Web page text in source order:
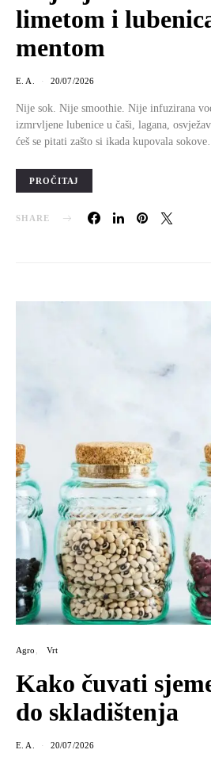
limetom i
mentom
E. A. 20/07/2026
Nije sok. Nije smoothie. Nije infuzirana
izmrvljene lubenice u čaši, lagana,
ćeš se pitati zašto si ikada kupovala sokove…
PROČITAJ
SHARE
Agro Vrt
Kako čuvati
do skladištenja
E. A. 20/07/2026